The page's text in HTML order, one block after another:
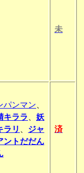
未
パンマン
キララ
妖
ラリ
ジャ
ントだだん
済